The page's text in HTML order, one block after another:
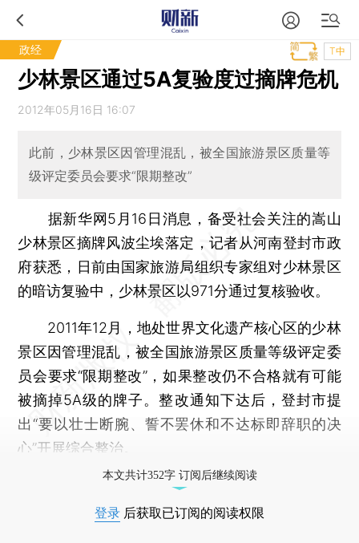
政经 T中
少林景区通过5A复验度过摘牌危机
2012年05月16日 16:07
此前，少林景区因管理混乱，被全国旅游景区质量等
级评定委员会要求“限期整改”
据新华网5月16日消息，备受社会关注的嵩山
少林景区摘牌风波尘埃落定，记者从河南登封市政
府获悉，日前由国家旅游局组织专家组对少林景区
的暗访复验中，少林景区以971分通过复核验收。
2011年12月，地处世界文化遗产核心区的少林
景区因管理混乱，被全国旅游景区质量等级评定委
员会要求“限期整改”，如果整改仍不合格就有可能
被摘掉5A级的牌子。整改通知下达后，登封市提
出“要以壮士断腕、誓不罢休和不达标即辞职的决
心”开展综合整治。
本文共计352字 订阅后继续阅读
登录 后获取已订阅的阅读权限